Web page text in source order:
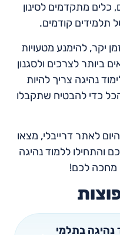
כלים מתקדמים לסינון
תלמידים קודמים.
יקר, להימנע מטעויות
ביותר לצרכים ולסגנון
נהיגה צריך להיות
הכל כדי להבטיח שתקבלו
לאתר דרייבלי, מצאו
והתחילו ללמוד נהיגה
מחכה לכם!
נהיגה בתלמי